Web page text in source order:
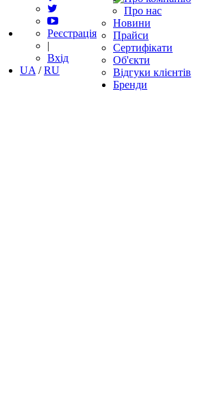
Реєстрація
|
Вхід
UA /RU
Про нас
Новини
Прайси
Сертифікати
Об'єкти
Відгуки клієнтів
Бренди